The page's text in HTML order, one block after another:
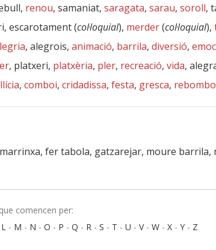
renou, samaniat, saragata, sarau, soroll,
escarotament (col·loquial), merder(col·loquial),
, alegrois, animació, barrila, diversió,
, platxeri, platxèria, pler, recreació, vida,
, comboi, cridadissa, festa, gresca,
fer tabola, gatzarejar, moure barrila,
comencen per:
L - M - N - O - P - Q - R - S - T - U - V- W - X - Y - Z